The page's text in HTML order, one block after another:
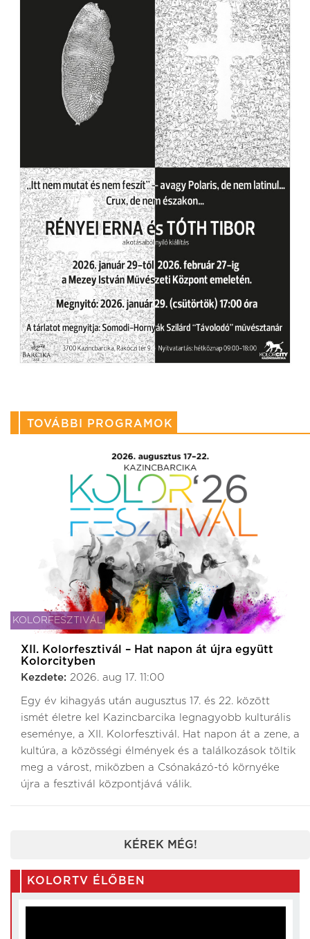
TOVÁBBI PROGRAMOK
KOLORFESZTIVÁL
XII. Kolorfesztivál – Hat napon át újra együtt
Kolorcityben
Kezdete: 2026. aug 17. 11:00
Egy év kihagyás után augusztus 17. és 22. között
ismét életre kel Kazincbarcika legnagyobb kulturális
eseménye, a XII. Kolorfesztivál. Hat napon át a zene, a
kultúra, a közösségi élmények és a találkozások töltik
meg a várost, miközben a Csónakázó-tó környéke
újra a fesztivál központjává válik.
KÉREK MÉG!
KOLORTV ÉLŐBEN